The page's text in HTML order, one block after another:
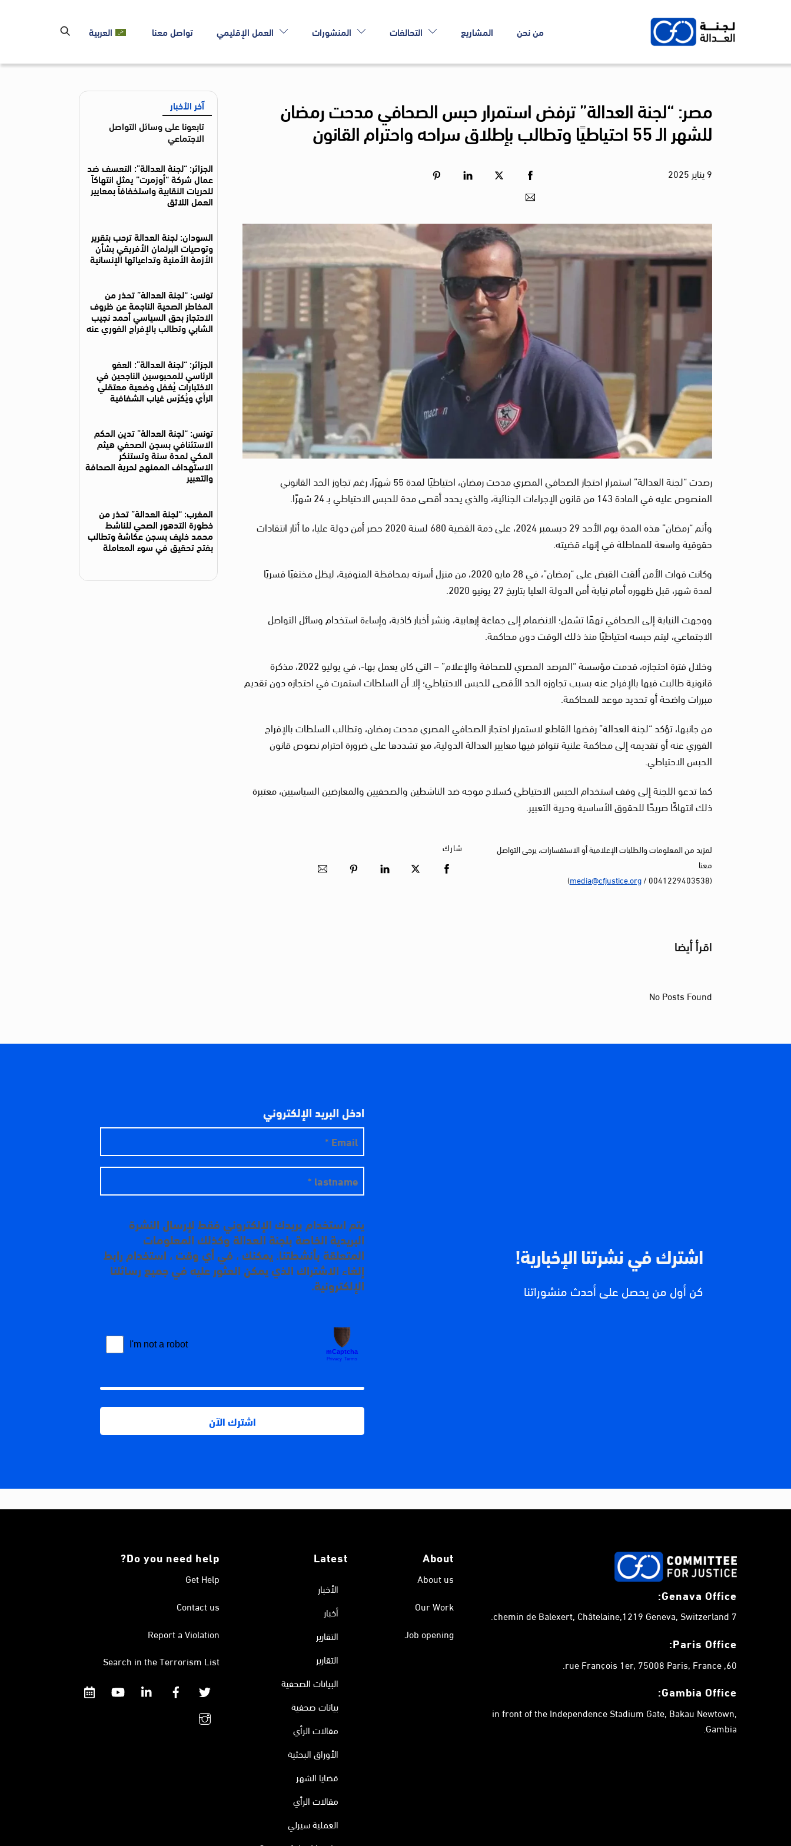
من نحن المشاريع التحالفات المنشورات العمل الإقليمي تواصل معنا العربية
مصر: “لجنة العدالة” ترفض استمرار حبس الصحافي مدحت رمضان
للشهر الـ 55 احتياطيًا وتطالب بإطلاق سراحه واحترام القانون
9يناير 2025
رصدت “لجنة العدالة” استمرار احتجاز الصحافي المصري مدحت رمضان، احتياطيًا لمدة 55 شهرًا، رغم تجاوز الحد القانوني
المنصوص عليه في المادة 143 من قانون الإجراءات الجنائية، والذي يحدد أقصى مدة للحبس الاحتياطي بـ 24 شهرًا.
وأتم “رمضان” هذه المدة يوم الأحد 29 ديسمبر 2024، على ذمة القضية 680 لسنة 2020 حصر أمن دولة عليا، ما أثار انتقادات
حقوقية واسعة للمماطلة في إنهاء قضيته.
وكانت قوات الأمن ألقت القبض على “رمضان”، في 28 مايو 2020، من منزل أسرته بمحافظة المنوفية، ليظل مختفيًا قسريًا
لمدة شهر، قبل ظهوره أمام نيابة أمن الدولة العليا بتاريخ 27 يونيو 2020.
ووجهت النيابة إلى الصحافي تهمًا تشمل؛ الانضمام إلى جماعة إرهابية، ونشر أخبار كاذبة، وإساءة استخدام وسائل التواصل
الاجتماعي، ليتم حبسه احتياطيًا منذ ذلك الوقت دون محاكمة.
وخلال فترة احتجازه، قدمت مؤسسة “المرصد المصري للصحافة والإعلام” – التي كان يعمل بها-، في يوليو 2022، مذكرة
قانونية طالبت فيها بالإفراج عنه بسبب تجاوزه الحد الأقصى للحبس الاحتياطي؛ إلا أن السلطات استمرت في احتجازه دون تقديم
مبررات واضحة أو تحديد موعد للمحاكمة.
من جانبها، تؤكد “لجنة العدالة” رفضها القاطع لاستمرار احتجاز الصحافي المصري مدحت رمضان، وتطالب السلطات بالإفراج
الفوري عنه أو تقديمه إلى محاكمة علنية تتوافر فيها معايير العدالة الدولية، مع تشددها على ضرورة احترام نصوص قانون
الحبس الاحتياطي.
كما تدعو اللجنة إلى وقف استخدام الحبس الاحتياطي كسلاح موجه ضد الناشطين والصحفيين والمعارضين السياسيين، معتبرة
ذلك انتهاكًا صريحًا للحقوق الأساسية وحرية التعبير.
لمزيد من المعلومات والطلبات الإعلامية أو الاستفسارات، يرجى التواصل
معنا
(0041229403538 /
media@cfjustice.org
)
شارك
آخر الأخبار
تابعونا على وسائل التواصل
الاجتماعي
الجزائر: “لجنة العدالة”: التعسف ضد
عمال شركة “أوزمرت” يمثل انتهاكاً
للحريات النقابية واستخفافاً بمعايير
العمل اللائق
السودان: لجنة العدالة ترحب بتقرير
وتوصيات البرلمان الأفريقي بشأن
الأزمة الأمنية وتداعياتها الإنسانية
تونس: “لجنة العدالة” تحذر من
المخاطر الصحية الناجمة عن ظروف
الاحتجاز بحق السياسي أحمد نجيب
الشابي وتطالب بالإفراج الفوري عنه
الجزائر: “لجنة العدالة”: العفو
الرئاسي للمحبوسين الناجحين في
الاختبارات يُغفل وضعية معتقلي
الرأي ويُكرّس غياب الشفافية
تونس: “لجنة العدالة” تدين الحكم
الاستئنافي بسجن الصحفي هيثم
المكي لمدة سنة وتستنكر
الاستهداف الممنهج لحرية الصحافة
والتعبير
المغرب: “لجنة العدالة” تحذر من
خطورة التدهور الصحي للناشط
محمد خليف بسجن عكاشة وتطالب
بفتح تحقيق في سوء المعاملة
اقرأ أيضا
No Posts Found
اشترك في نشرتنا الإخبارية!
كن أول من يحصل على أحدث منشوراتنا
ادخل البريد الإلكتروني
يتم استخدام بريدك الإلكتروني فقط لإرسال النشرة
البريدية الخاصة بلجنة العدالة وكذلك المعلومات
المتعلقة بأنشطتنا. يمكنك ، في أي وقت ، استخدام رابط
إلغاء الاشتراك الذي يمكن العثور عليه في جميع رسائلنا
الإلكترونية.
Genava Office:
7 chemin de Balexert, Châtelaine,1219 Geneva, Switzerland.
Paris Office:
60, rue François 1er, 75008 Paris, France.
Gambia Office:
in front of the Independence Stadium Gate, Bakau Newtown,
Gambia.
About
About us
Our Work
Job opening
Latest
الأخبار
أخبار
التقارير
التقارير
البيانات الصحفية
بيانات صحفية
مقالات الرأي
الأوراق البحثية
قضايا الشهر
مقالات الرأي
العملية سيرلي
Do you need help?
Get Help
Contact us
Report a Violation
Search in the Terrorism List
Twitter
Facebook
Linkedin
YouTube